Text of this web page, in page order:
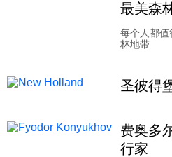
最美森
每个人都值
林地带
圣彼得
费奥多
行家